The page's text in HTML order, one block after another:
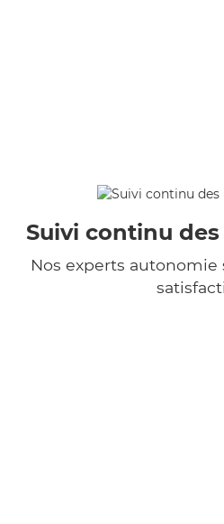
Suivi continu
Nos experts autonomie